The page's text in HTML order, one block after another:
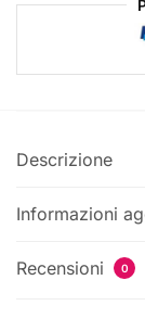
Descrizione
Informazioni
Recensioni 0